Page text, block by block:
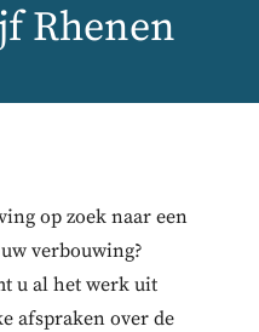
Rhenen
op zoek naar een
verbouwing?
u al het werk uit
afspraken over de